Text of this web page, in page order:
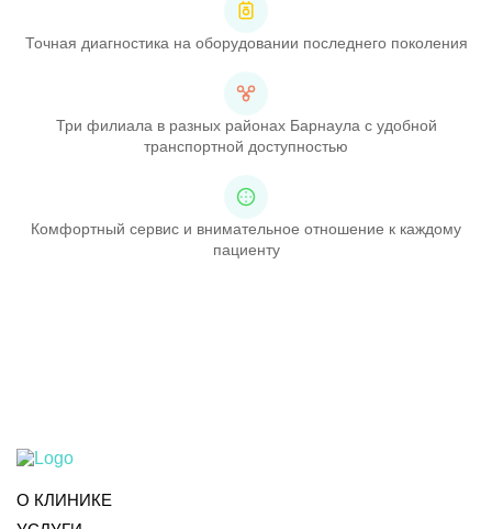
Точная диагностика на оборудовании последнего поколения
Три филиала в разных районах Барнаула с удобной
транспортной доступностью
Комфортный сервис и внимательное отношение к каждому
пациенту
О КЛИНИКЕ